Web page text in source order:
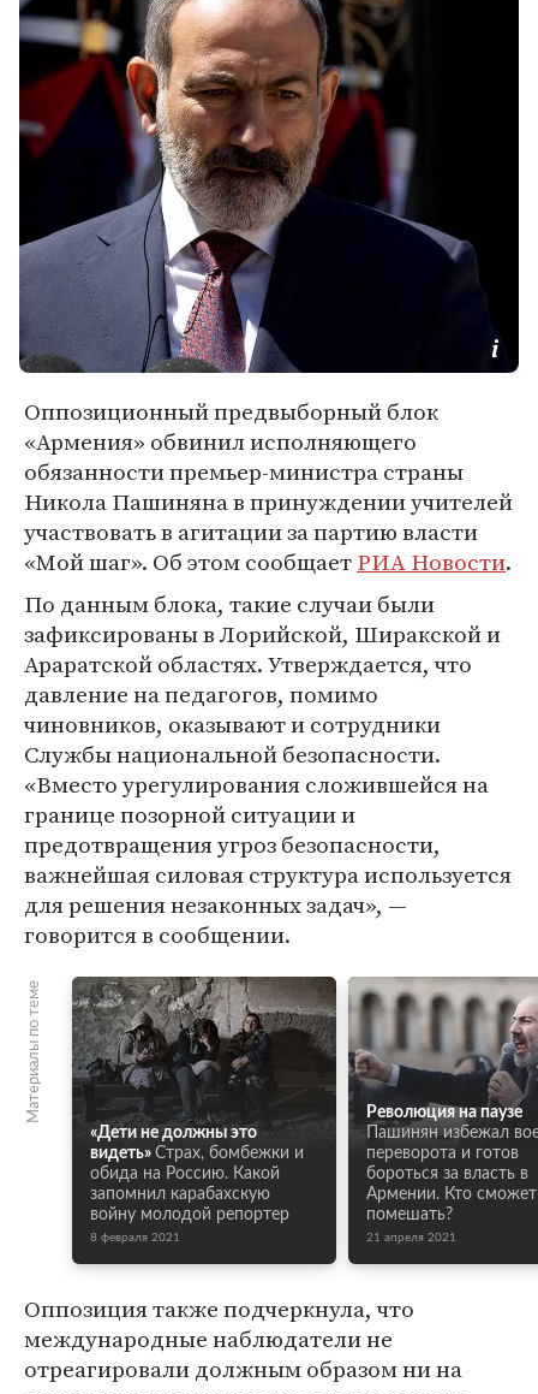
Оппозиционный предвыборный блок
«Армения» обвинил исполняющего
обязанности премьер-министра страны
Никола Пашиняна в принуждении учителей
участвовать в агитации за партию власти
«Мой шаг». Об этом сообщаетРИА Новости.
По данным блока, такие случаи были
зафиксированы в Лорийской, Ширакской и
Араратской областях. Утверждается, что
давление на педагогов, помимо
чиновников, оказывают и сотрудники
Службы национальной безопасности.
«Вместо урегулирования сложившейся на
границе позорной ситуации и
предотвращения угроз безопасности,
важнейшая силовая структура используется
для решения незаконных задач», —
говорится в сообщении.
Материалы по теме
«Дети не должны это
видеть» Страх, бомбежки и
обида на Россию. Какой
запомнил карабахскую
войну молодой репортер
8 февраля 2021
Революция на паузе
Пашинян избежал
переворота и готов
бороться за власть в
Армении. Кто
помешать?
21 апреля 2021
Оппозиция также подчеркнула, что
международные наблюдатели не
отреагировали должным образом ни на